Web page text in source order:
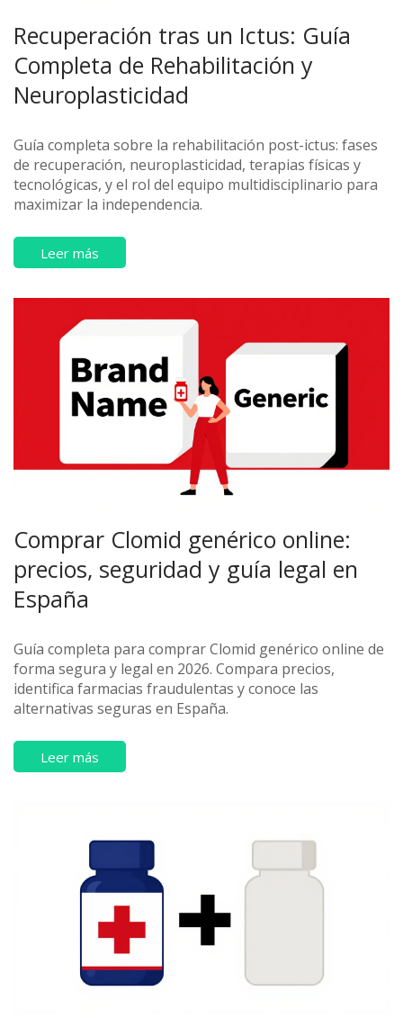
Recuperación tras un Ictus: Guía
Completa de Rehabilitación y
Neuroplasticidad
Guía completa sobre la rehabilitación post-ictus: fases
de recuperación, neuroplasticidad, terapias físicas y
tecnológicas, y el rol del equipo multidisciplinario para
maximizar la independencia.
Leer más
Comprar Clomid genérico online:
precios, seguridad y guía legal en
España
Guía completa para comprar Clomid genérico online de
forma segura y legal en 2026. Compara precios,
identifica farmacias fraudulentas y conoce las
alternativas seguras en España.
Leer más